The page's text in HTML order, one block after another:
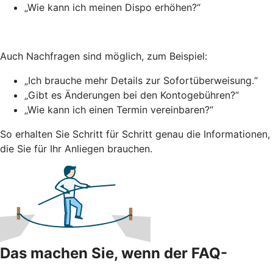
„Wie kann ich meinen Dispo erhöhen?“
Auch Nachfragen sind möglich, zum Beispiel:
„Ich brauche mehr Details zur Sofortüberweisung.“
„Gibt es Änderungen bei den Kontogebühren?“
„Wie kann ich einen Termin vereinbaren?“
So erhalten Sie Schritt für Schritt genau die Informationen,
die Sie für Ihr Anliegen brauchen.
Das machen Sie, wenn der FAQ-